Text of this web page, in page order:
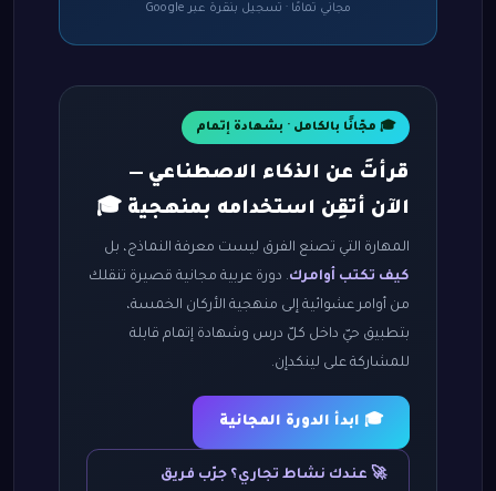
مجاني تمامًا · تسجيل بنقرة عبر Google
🎓 مجّانًا بالكامل · بشهادة إتمام
قرأتَ عن الذكاء الاصطناعي —
الآن أتقِن استخدامه بمنهجية 🎓
المهارة التي تصنع الفرق ليست معرفة النماذج، بل
كيف تكتب أوامرك. دورة عربية مجانية قصيرة تنقلك
من أوامر عشوائية إلى منهجية الأركان الخمسة،
بتطبيق حيّ داخل كلّ درس وشهادة إتمام قابلة
للمشاركة على لينكدإن.
🎓 ابدأ الدورة المجانية
🚀 عندك نشاط تجاري؟ جرّب فريق